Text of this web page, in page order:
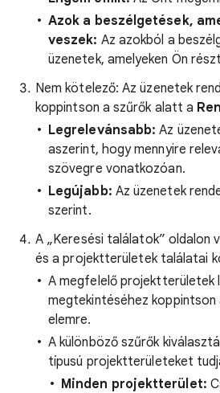
Azok a beszélgetések,
veszek: Az azokból a
üzenetek, amelyeken Ön
Nem kötelező: Az üzenetek
koppintson a szűrők alatt a
Legrelevánsabb: Az
aszerint, hogy mennyire
szövegre vonatkozóan.
Legújabb: Az üzenetek
szerint.
A „Keresési találatok” oldalon
és a projektterületek találatai
A megfelelő projektterületek
megtekintéséhez koppintson
elemre.
A különböző szűrők
típusú projektterületeket
Minden projektterület: